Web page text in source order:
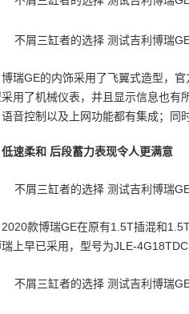
博瑞GE的内饰采用了飞翼式造型，
用了机械仪表，并且显示信息也有
音控制以及上网功能都有集成；同
低速柔和 后段蓄力表现令人更满意
2020款博瑞GE在原有1.5T插混和
上早已采用，型号为JLE-